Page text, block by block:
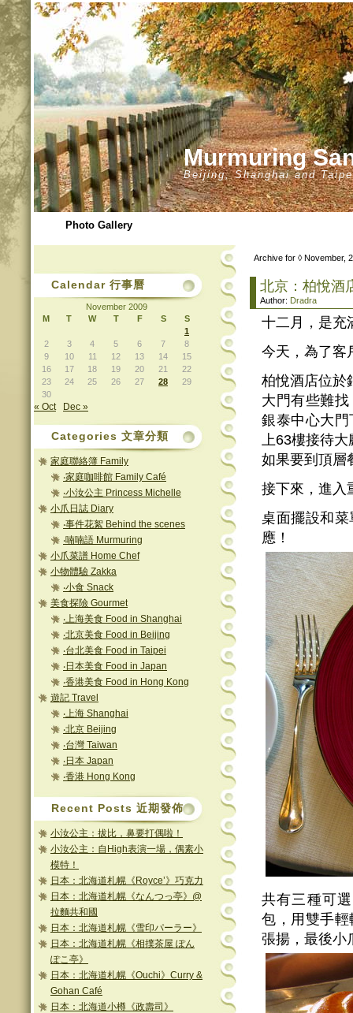
Murmuring
Beijing, Shanghai and
Photo Gallery
Calendar 行事曆
November 2009
M
T W T F S
S
1
2
3 4 5 6 7
8
9
10 11 12 13 14
15
16
17 18 19 20 21
22
23
24 25 26 27 28
29
30
« Oct Dec »
Categories 文章分類
家庭聯絡簿 Family
‧家庭咖啡館 Family Café
‧小汝公主 Princess Michelle
小爪日誌 Diary
‧事件花絮 Behind the scenes
‧喃喃語 Murmuring
小爪菜譜 Home Chef
小物體驗 Zakka
‧小食 Snack
美食探險 Gourmet
‧上海美食 Food in Shanghai
‧北京美食 Food in Beijing
‧台北美食 Food in Taipei
‧日本美食 Food in Japan
‧香港美食 Food in Hong Kong
遊記 Travel
‧上海 Shanghai
‧北京 Beijing
‧台灣 Taiwan
‧日本 Japan
‧香港 Hong Kong
Recent Posts 近期發佈
小汝公主：拔比，鼻要打偶啦！
小汝公主：自High表演一場，偶素小
模特！
日本：北海道札幌《Royce’》巧克力
日本：北海道札幌《なんつっ亭》@
拉麵共和國
日本：北海道札幌《雪印パーラー》
日本：北海道札幌《相撲茶屋 ぽん
ぽこ亭》
日本：北海道札幌《Ouchi》Curry &
Gohan Café
日本：北海道小樽《政壽司》
Archive for ◊ November,
北京：柏悅酒
Author: Dradra
十二月，是充
今天，為了客
柏悅酒店位於
大門有些難
銀泰中心大
上63樓接待大
如果要到頂層
接下來，進入
桌面擺設和
應！
共有三種可
包，用雙手
張揚，最後小